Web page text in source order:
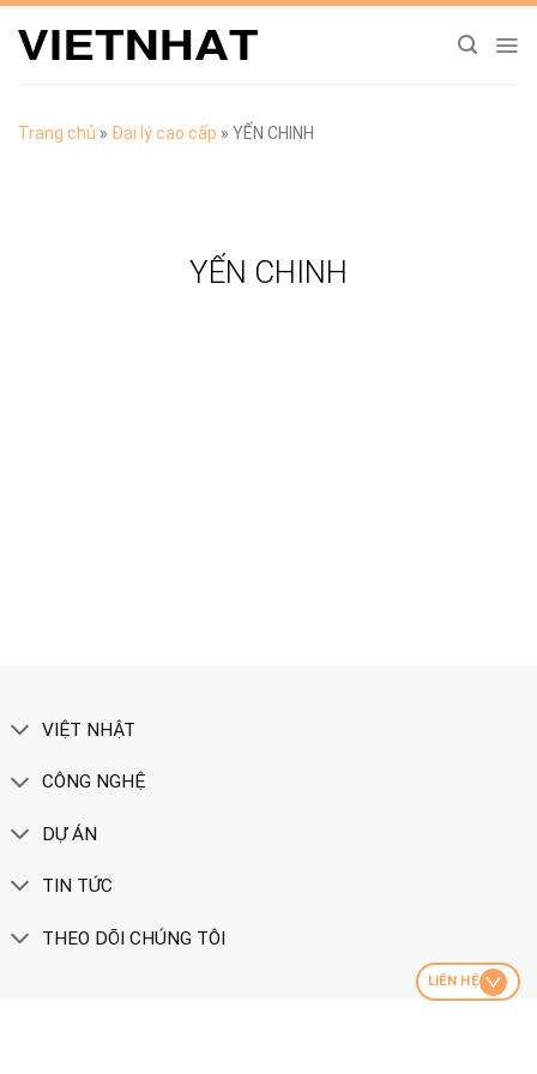
Chuyển
đến
Trang chủ » Đại lý cao cấp » YẾN CHINH
YẾN CHINH
VIỆT NHẬT
CÔNG NGHỆ
DỰ ÁN
TIN TỨC
THEO DÕI CHÚNG TÔI
LIÊN HỆ